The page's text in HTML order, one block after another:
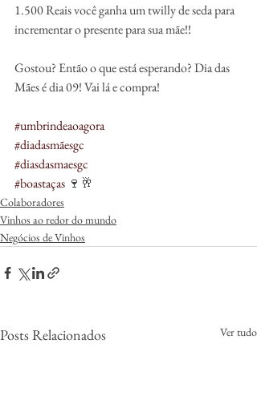
1.500 Reais você ganha um twilly de seda para
incrementar o presente para sua mãe!!
Gostou? Então o que está esperando? Dia das
Mães é dia 09! Vai lá e compra!
#umbrindeaoagora
#diadasmãesgc
#diasdasmaesgc
#boastaças 🍷🥂
Colaboradores
Vinhos ao redor do mundo
Negócios de Vinhos
Posts Relacionados Ver tudo